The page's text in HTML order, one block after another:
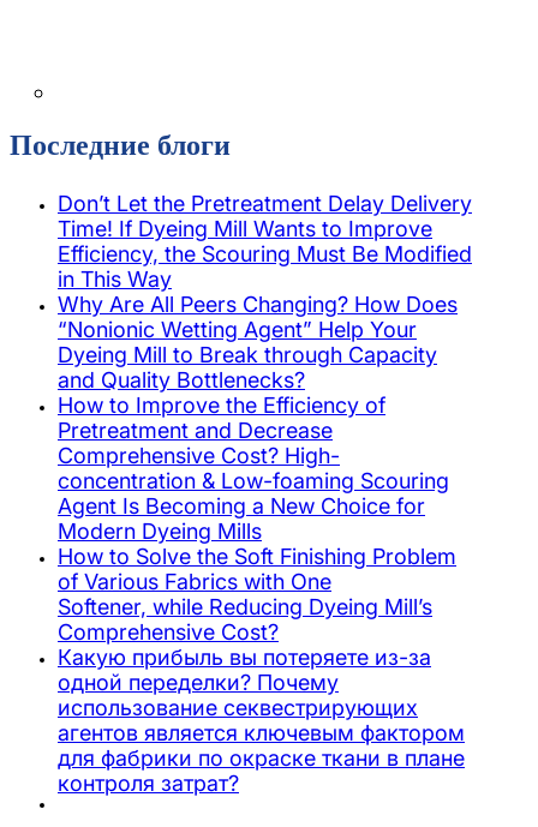
Последние блоги
Don’t Let the Pretreatment Delay Delivery
Time! If Dyeing Mill Wants to Improve
Efficiency, the Scouring Must Be Modified
in This Way
Why Are All Peers Changing? How Does
“Nonionic Wetting Agent” Help Your
Dyeing Mill to Break through Capacity
and Quality Bottlenecks?
How to Improve the Efficiency of
Pretreatment and Decrease
Comprehensive Cost? High-
concentration & Low-foaming Scouring
Agent Is Becoming a New Choice for
Modern Dyeing Mills
How to Solve the Soft Finishing Problem
of Various Fabrics with One
Softener, while Reducing Dyeing Mill’s
Comprehensive Cost?
Какую прибыль вы потеряете из-за
одной переделки? Почему
использование секвестрирующих
агентов является ключевым фактором
для фабрики по окраске ткани в плане
контроля затрат?